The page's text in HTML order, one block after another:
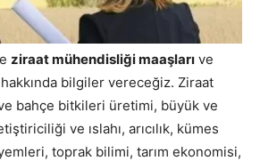
ziraat mühendisliği maaşları ve
bilgiler vereceğiz. Ziraat
bahçe bitkileri üretimi, büyük ve
ve ıslahı, arıcılık, kümes
toprak bilimi, tarım ekonomisi,